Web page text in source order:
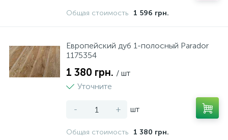
Общая стоимость 1 596 грн.
Европейский дуб 1-полосный Parador
1175354
1 380 грн. / шт
Уточните
- + шт
Общая стоимость 1 380 грн.